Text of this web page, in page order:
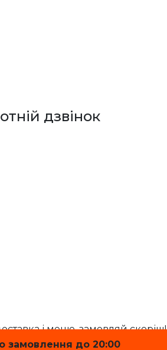
замовлення до 20:00
дзвінок
і меню, замовляй скоріш!